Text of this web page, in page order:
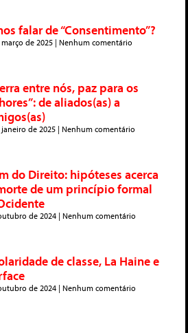
falar de “Consentimento”?
março de 2025 Nenhum comentário
entre nós, paz para os
de aliados(as) a
janeiro de 2025 Nenhum comentário
do Direito: hipóteses acerca
de um princípio formal
de 2024 Nenhum comentário
de classe, La Haine e
de 2024 Nenhum comentário